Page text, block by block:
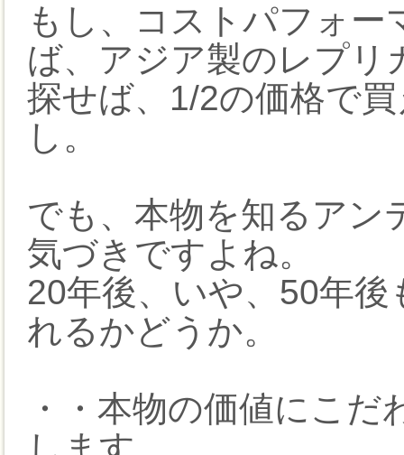
もし、コストパフォ
ば、アジア製のレプリ
探せば、1/2の価格で
し。
でも、本物を知るアン
気づきですよね。
20年後、いや、50年
れるかどうか。
・・本物の価値にこ